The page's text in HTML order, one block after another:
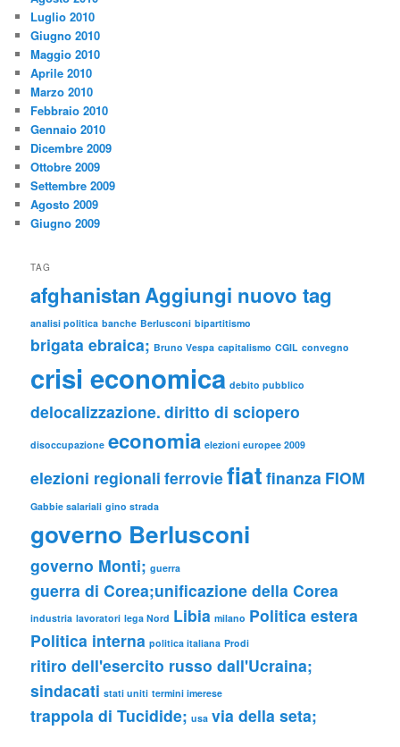
Luglio 2010
Giugno 2010
Maggio 2010
Aprile 2010
Marzo 2010
Febbraio 2010
Gennaio 2010
Dicembre 2009
Ottobre 2009
Settembre 2009
Agosto 2009
Giugno 2009
TAG
afghanistanAggiungi nuovo tag
analisi politica banche Berlusconi bipartitismo
brigata ebraica; Bruno Vespa capitalismo CGIL convegno
crisi economica debito pubblico
delocalizzazione. diritto di sciopero
disoccupazione economia elezioni europee 2009
elezioni regionali ferroviefiat finanza FIOM
Gabbie salariali gino strada
governo Berlusconi
governo Monti; guerra
guerra di Corea;unificazione della Corea
industria lavoratori lega Nord Libia milano Politica estera
Politica interna politica italiana Prodi
ritiro dell'esercito russo dall'Ucraina;
sindacati stati uniti termini imerese
trappola di Tucidide; usa via della seta;